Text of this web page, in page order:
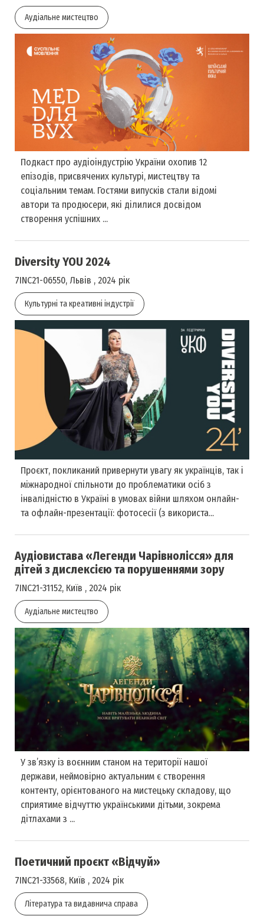
Аудіальне мистецтво
Подкаст про аудіоіндустрію України охопив 12
епізодів, присвячених культурі, мистецтву та
соціальним темам. Гостями випусків стали відомі
автори та продюсери, які ділилися досвідом
створення успішних ...
Diversity YOU 2024
7INC21-06550, Львів , 2024 рік
Культурні та креативні індустрії
Проєкт, покликаний привернути увагу як українців, так і
міжнародної спільноти до проблематики осіб з
інвалідністю в Україні в умовах війни шляхом онлайн-
та офлайн-презентації: фотосесії (з використа...
Аудіовистава «Легенди Чарівнолісся» для
дітей з дислексією та порушеннями зору
7INC21-31152, Київ , 2024 рік
Аудіальне мистецтво
У зв’язку із воєнним станом на території нашої
держави, неймовірно актуальним є створення
контенту, орієнтованого на мистецьку складову, що
сприятиме відчуттю українськими дітьми, зокрема
дітлахами з ...
Поетичний проєкт «Відчуй»
7INC21-33568, Київ , 2024 рік
Література та видавнича справа